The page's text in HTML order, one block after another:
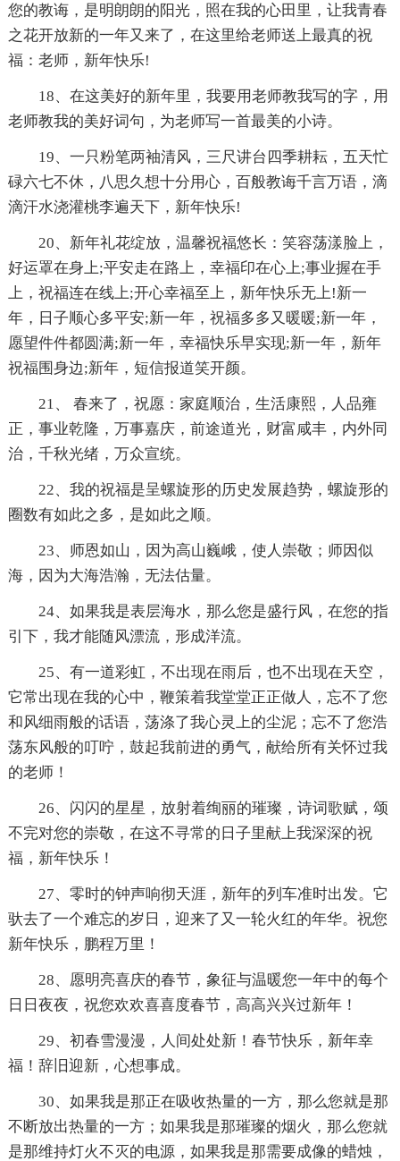
您的教诲，是明朗朗的阳光，照在我的心田里，让我青春
之花开放新的一年又来了，在这里给老师送上最真的祝
福：老师，新年快乐!
18、在这美好的新年里，我要用老师教我写的字，用
老师教我的美好词句，为老师写一首最美的小诗。
19、一只粉笔两袖清风，三尺讲台四季耕耘，五天忙
碌六七不休，八思久想十分用心，百般教诲千言万语，滴
滴汗水浇灌桃李遍天下，新年快乐!
20、新年礼花绽放，温馨祝福悠长：笑容荡漾脸上，
好运罩在身上;平安走在路上，幸福印在心上;事业握在手
上，祝福连在线上;开心幸福至上，新年快乐无上!新一
年，日子顺心多平安;新一年，祝福多多又暖暖;新一年，
愿望件件都圆满;新一年，幸福快乐早实现;新一年，新年
祝福围身边;新年，短信报道笑开颜。
21、 春来了，祝愿：家庭顺治，生活康熙，人品雍
正，事业乾隆，万事嘉庆，前途道光，财富咸丰，内外同
治，千秋光绪，万众宣统。
22、我的祝福是呈螺旋形的历史发展趋势，螺旋形的
圈数有如此之多，是如此之顺。
23、师恩如山，因为高山巍峨，使人崇敬；师因似
海，因为大海浩瀚，无法估量。
24、如果我是表层海水，那么您是盛行风，在您的指
引下，我才能随风漂流，形成洋流。
25、有一道彩虹，不出现在雨后，也不出现在天空，
它常出现在我的心中，鞭策着我堂堂正正做人，忘不了您
和风细雨般的话语，荡涤了我心灵上的尘泥；忘不了您浩
荡东风般的叮咛，鼓起我前进的勇气，献给所有关怀过我
的老师！
26、闪闪的星星，放射着绚丽的璀璨，诗词歌赋，颂
不完对您的崇敬，在这不寻常的日子里献上我深深的祝
福，新年快乐！
27、零时的钟声响彻天涯，新年的列车准时出发。它
驮去了一个难忘的岁日，迎来了又一轮火红的年华。祝您
新年快乐，鹏程万里！
28、愿明亮喜庆的春节，象征与温暖您一年中的每个
日日夜夜，祝您欢欢喜喜度春节，高高兴兴过新年！
29、初春雪漫漫，人间处处新！春节快乐，新年幸
福！辞旧迎新，心想事成。
30、如果我是那正在吸收热量的一方，那么您就是那
不断放出热量的一方；如果我是那璀璨的烟火，那么您就
是那维持灯火不灭的电源，如果我是那需要成像的蜡烛，